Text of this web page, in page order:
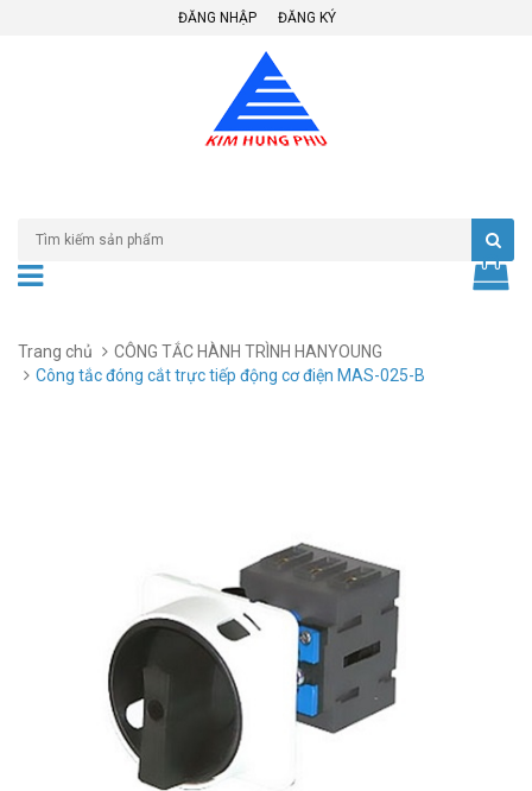
ĐĂNG NHẬP ĐĂNG KÝ
Trang chủ
CÔNG TẮC HÀNH TRÌNH HANYOUNG
Công tắc đóng cắt trực tiếp động cơ điện MAS-025-B